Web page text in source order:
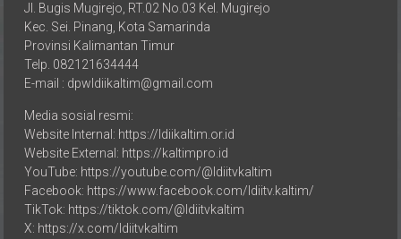
Kec. Sei. Pinang, Kota Samarinda
Provinsi Kalimantan Timur
Telp. 082121634444
E-mail : dpwldiikaltim@gmail.com
Website Internal: https://ldiikaltim.or.id
Website External: https://kaltimpro.id
YouTube: https://youtube.com/@ldiitvkaltim
Facebook: https://www.facebook.com/ldiitv.kaltim/
TikTok: https://tiktok.com/@ldiitvkaltim
X: https://x.com/ldiitvkaltim
Instagram: https://instagram.com/ldiitvkaltim